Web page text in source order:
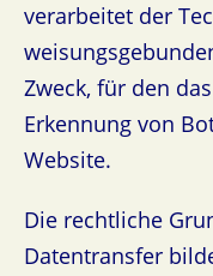
verarbeitet der
Zweck, für den
Erkennung von
Website.
Die rechtliche
Datentransfer